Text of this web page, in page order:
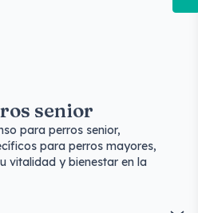
senior
para perros senior,
para perros mayores,
vitalidad y bienestar en la